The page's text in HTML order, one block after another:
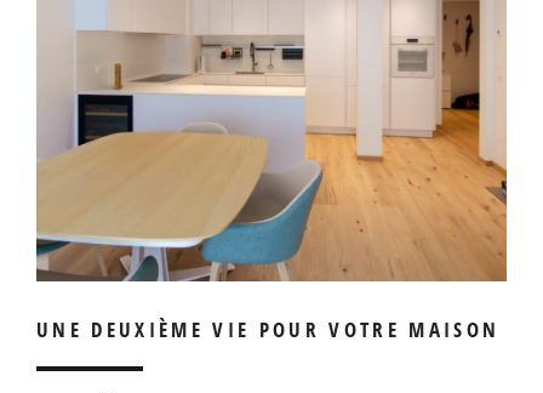
UNE DEUXIÈME VIE POUR VOTRE MAISON